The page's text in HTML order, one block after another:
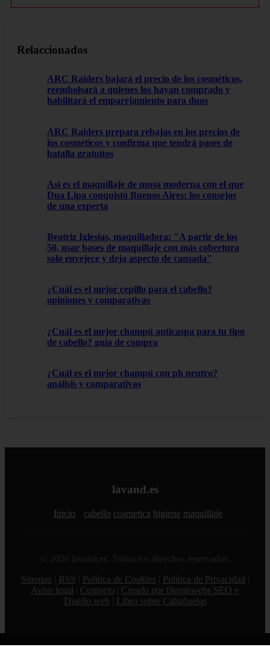
Relaccionados
ARC Raiders bajará el precio de los cosméticos,
reembolsará a quienes los hayan comprado y
habilitará el emparejamiento para duos
ARC Raiders prepara rebajas en los precios de
los cosméticos y confirma que tendrá pases de
batalla gratuitos
Así es el maquillaje de musa moderna con el que
Dua Lipa conquistó Buenos Aires: los consejos
de una experta
Beatriz Iglesias, maquilladora: "A partir de los
50, usar bases de maquillaje con más cobertura
solo envejece y deja aspecto de cansada"
¿Cuál es el mejor cepillo para el cabello?
opiniones y comparativas
¿Cuál es el mejor champú anticaspa para tu tipo
de cabello? guía de compra
¿Cuál es el mejor champú con ph neutro?
análisis y comparativas
lavand.es
Inicio cabello cosmetica higiene maquillaje
© 2026 lavand.es. Todos los derechos reservados.
Sitemap
RSS Política de Cookies Política de Privacidad
Aviso legal
Contacto
Creado por 0lemiswebs SEO y
Diseño web
Libro sobre Cabañuelas